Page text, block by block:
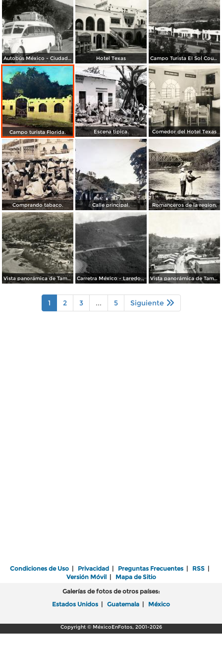
Autobús México - Ciudad Victoria, en la entrada a Tamazunchale (circa 1935) Hotel Texas Campo Turista El Sol Courts
Campo turista Florida. Escena tipica. Comedor del Hotel Texas
Comprando tabaco. Calle principal. Romanceros de la region.
Vista panorámica de Tamazunchale Carretra México - Laredo, tramo Zacate Grande Vista panorámica de Tamazunchale
1 2 3 ... 5 Siguiente
Condiciones de Uso | Privacidad | Preguntas Frecuentes | RSS |
Versión Móvil| Mapa de Sitio
Galerías de fotos de otros países:
Estados Unidos | Guatemala | México
Copyright © MéxicoEnFotos, 2001-2026